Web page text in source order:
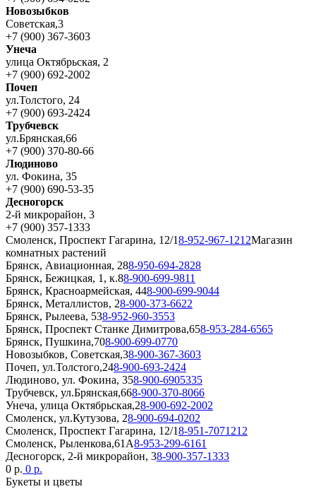
Новозыбков
Советская,3
+7 (900) 367-3603
Унеча
улица Октябрьская, 2
+7 (900) 692-2002
Почеп
ул.Толстого, 24
+7 (900) 693-2424
Трубчевск
ул.Брянская,66
+7 (900) 370-80-66
Людиново
ул. Фокина, 35
+7 (900) 690-53-35
Десногорск
2-й микрорайон, 3
+7 (900) 357-1333
Смоленск, Проспект Гагарина, 12/18-952-967-1212Магазин
комнатных растений
Брянск, Авиационная, 288-950-694-2828
Брянск, Бежицкая, 1, к.88-900-699-9811
Брянск, Красноармейская, 448-900-699-9044
Брянск, Металлистов, 28-900-373-6622
Брянск, Рылеева, 538-952-960-3553
Брянск, Проспект Станке Димитрова,658-953-284-6565
Брянск, Пушкина,708-900-699-0770
Новозыбков, Советская,38-900-367-3603
Почеп, ул.Толстого,248-900-693-2424
Людиново, ул. Фокина, 358-900-6905335
Трубчевск, ул.Брянская,668-900-370-8066
Унеча, улица Октябрьская,28-900-692-2002
Смоленск, ул.Кутузова, 28-900-694-0202
Смоленск, Проспект Гагарина, 12/18-951-7071212
Смоленск, Рыленкова,61А8-953-299-6161
Десногорск, 2-й микрорайон, 38-900-357-1333
0 р. 0 р.
Букеты и цветы